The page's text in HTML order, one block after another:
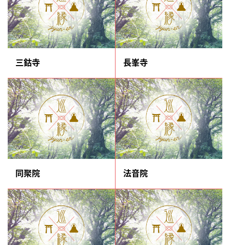
三鈷寺 長峯寺
同聚院 法音院